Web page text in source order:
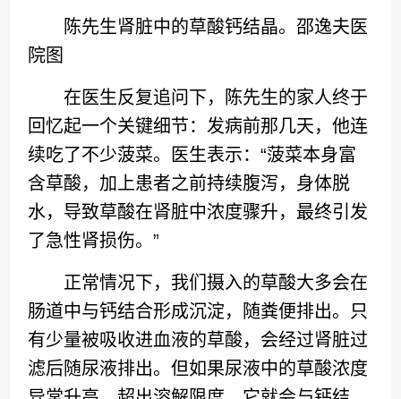
陈先生肾脏中的草酸钙结晶。邵逸夫医
院图
在医生反复追问下，陈先生的家人终于
回忆起一个关键细节：发病前那几天，他连
续吃了不少菠菜。医生表示：“菠菜本身富
含草酸，加上患者之前持续腹泻，身体脱
水，导致草酸在肾脏中浓度骤升，最终引发
了急性肾损伤。”
正常情况下，我们摄入的草酸大多会在
肠道中与钙结合形成沉淀，随粪便排出。只
有少量被吸收进血液的草酸，会经过肾脏过
滤后随尿液排出。但如果尿液中的草酸浓度